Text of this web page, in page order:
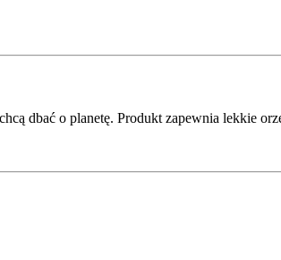
dbać o planetę. Produkt zapewnia lekkie